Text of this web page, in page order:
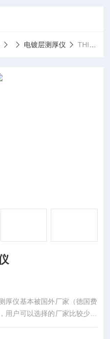
电镀层测厚仪 THICK600金属镀层测厚仪膜厚仪
厚仪基本被国外厂家（德国费
用户可以选择的厂家比较少。
仪，是一家专业生产镀层测厚